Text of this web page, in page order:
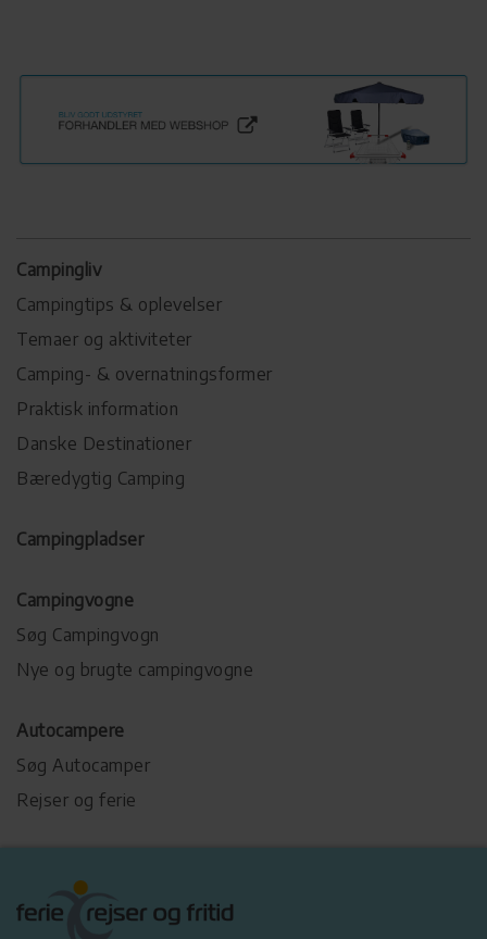
Campingliv
Campingtips & oplevelser
Temaer og aktiviteter
Camping- & overnatningsformer
Praktisk information
Danske Destinationer
Bæredygtig Camping
Campingpladser
Campingvogne
Søg Campingvogn
Nye og brugte campingvogne
Autocampere
Søg Autocamper
Rejser og ferie